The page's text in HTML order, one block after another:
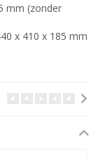
mm (zonder
x 410 x 185 mm